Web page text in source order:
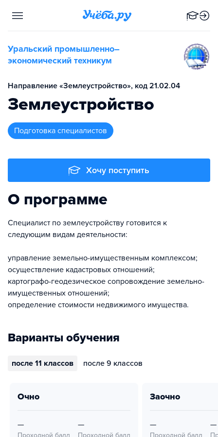
Уральский промышленно–
экономический техникум
Направление «Землеустройство», код 21.02.04
Землеустройство
подготовка специалистов
Хочу поступить
О программе
Специалист по землеустройству готовится к
следующим видам деятельности:
управление земельно-имущественным комплексом;
осуществление кадастровых отношений;
картографо-геодезическое сопровождение земельно-
имущественных отношений;
определение стоимости недвижимого имущества.
Варианты обучения
после 11 классов после 9 классов
очно
—
Проходной балл
—
Проходной балл
заочно
—
Проходной балл
—